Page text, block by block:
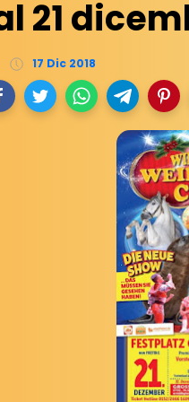
21
17 Dic 2018